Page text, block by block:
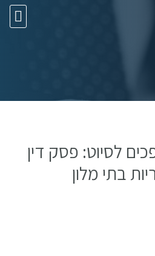
לסיוט: פסק דין
בתי מלון